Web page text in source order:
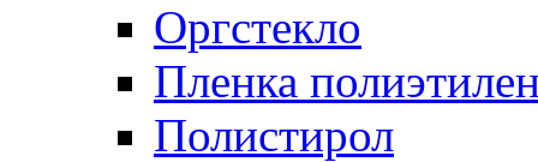
Оргстекло
Пленка
Полистирол